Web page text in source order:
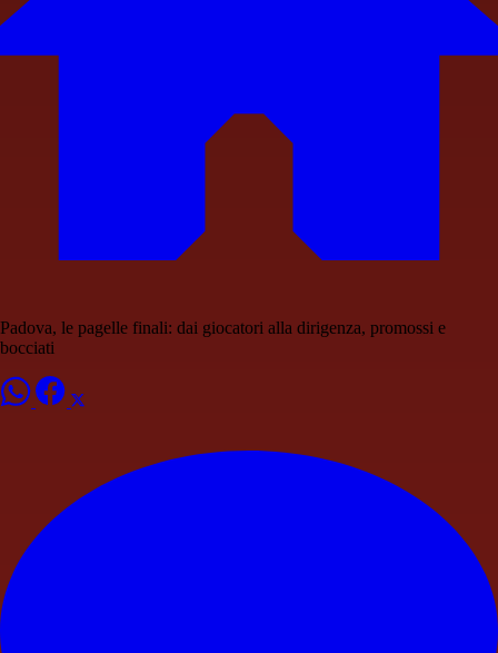
Padova, le pagelle finali: dai giocatori alla dirigenza, promossi e
bocciati